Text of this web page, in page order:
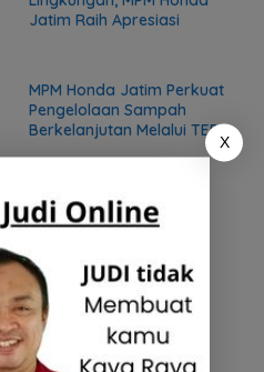
Jatim Raih Apresiasi
MPM Honda Jatim Perkuat
Pengelolaan Sampah
Berkelanjutan Melalui TEBA
X